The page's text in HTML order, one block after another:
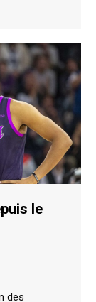
le
des